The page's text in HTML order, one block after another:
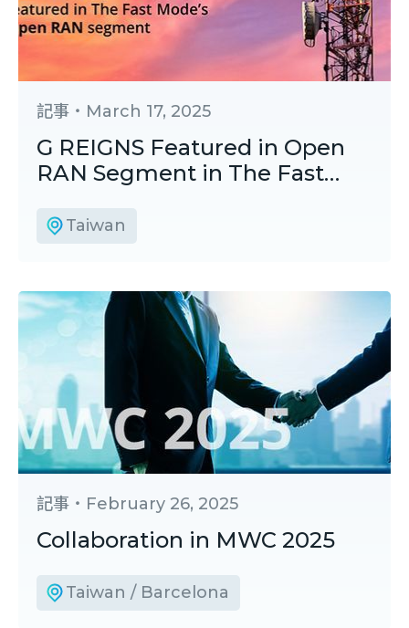
記事 ・ March 17, 2025
G REIGNS Featured in Open
RAN Segment in The Fast
Taiwan
記事 ・ February 26, 2025
Collaboration in MWC 2025
Taiwan / Barcelona